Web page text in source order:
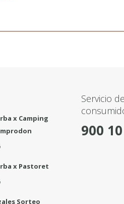
x Camping
x Pastoret
Sorteo
Servicio
900